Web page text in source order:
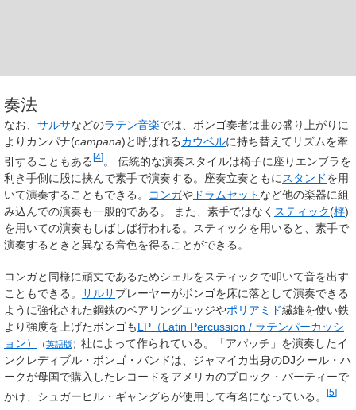
奏法
なお、 サルサなどのラテン音楽では、ボンゴ奏者は曲の盛り上がりに
より カンパナ(campana)と呼ばれるカウベルに持ち替えてリズムを牽
引することもある [4] 。 伝統的な演奏スタイルは椅子に座りエンブラを
利き手側に股に挟んで素手で演奏する。座奏立奏ともに スタンドを用
いて演奏することもできる。
コンガや ドラムセット など他の楽器に組
み込んでの演奏も一般的である。 また、素手ではなく スティック(桴)
を用いての演奏もしばしば行われる。スティックを用いると、素手で
演奏するときと異なる音色を得ることができる。
コンガと同様に頑丈であるためシェルをスティックで叩いて音を出す
こともできる。 サルサプレーヤーがボンゴを床に落として演奏できる
ように強化された鋼鉄のベアリングエッジやポリアミド繊維を使い鉄
より強度を上げたボンゴもLP（Latin Percussion / ラテンパーカッシ
ョン）
（英語版 ） 社によって作られている。「アパッチ」を演奏したイ
ンクレディブル・ボンゴ・バンドは、ジャマイカ出身のDJクール・ハ
ークが母国で購入したレコードをアメリカのブロック・パーティーで
かけ、シュガーヒル・ギャングらが使用して有名になっている。
[5]